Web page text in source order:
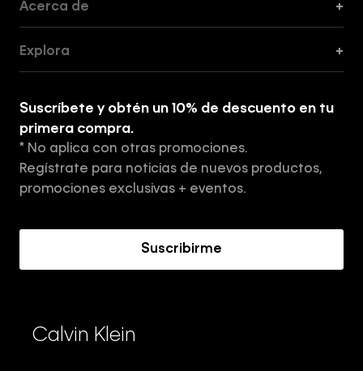
Acerca de +
Tiendas
Aviso de privacidad
Términos y Condiciones
Explora +
Suscríbete y obtén un 10% de descuento en tu
primera compra.
* No aplica con otras promociones.
Regístrate para noticias de nuevos productos,
promociones exclusivas + eventos.
Suscribirme
Calvin Klein